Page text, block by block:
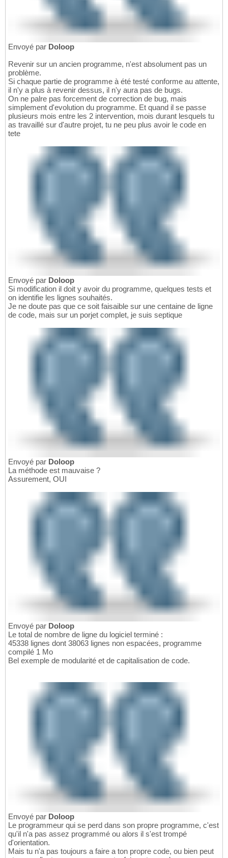
Envoyé par Doloop
Revenir sur un ancien programme, n'est absolument pas un
problème.
Si chaque partie de programme à été testé conforme au attente,
il n'y a plus à revenir dessus, il n'y aura pas de bugs.
On ne palre pas forcement de correction de bug, mais
simplement d'evolution du programme. Et quand il se passe
plusieurs mois entre les 2 intervention, mois durant lesquels tu
as travaillé sur d'autre projet, tu ne peu plus avoir le code en
tete
Envoyé par Doloop
Si modification il doit y avoir du programme, quelques tests et
on identifie les lignes souhaités.
Je ne doute pas que ce soit faisaible sur une centaine de ligne
de code, mais sur un porjet complet, je suis septique
Envoyé par Doloop
La méthode est mauvaise ?
Assurement, OUI
Envoyé par Doloop
Le total de nombre de ligne du logiciel terminé :
45338 lignes dont 38063 lignes non espacées, programme
compilé 1 Mo
Bel exemple de modularité et de capitalisation de code.
Envoyé par Doloop
Le programmeur qui se perd dans son propre programme, c'est
qu'il n'a pas assez programmé ou alors il s'est trompé
d'orientation.
Mais tu n'a pas toujours a faire a ton propre code, ou bien peut